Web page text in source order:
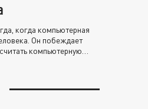
когда компьютерная
Он побеждает
компьютерную